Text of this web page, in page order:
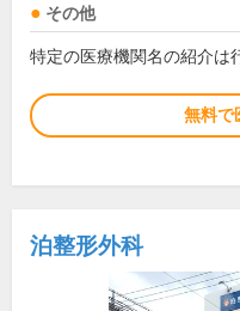
その他
特定の医療機関名の紹介は
無料で
泊整形外科